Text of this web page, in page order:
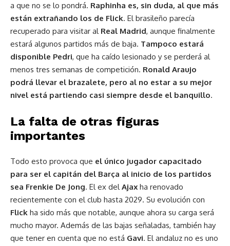
a que no se lo pondrá. Raphinha es, sin duda, al que más
están extrañando los de Flick. El brasileño parecía
recuperado para visitar al Real Madrid, aunque finalmente
estará algunos partidos más de baja. Tampoco estará
disponible Pedri, que ha caído lesionado y se perderá al
menos tres semanas de competición. Ronald Araujo
podrá llevar el brazalete, pero al no estar a su mejor
nivel está partiendo casi siempre desde el banquillo.
La falta de otras figuras
importantes
Todo esto provoca que el único jugador capacitado
para ser el capitán del Barça al inicio de los partidos
sea Frenkie De Jong. El ex delAjax ha renovado
recientemente con el club hasta 2029. Su evolución con
Flick ha sido más que notable, aunque ahora su carga será
mucho mayor. Además de las bajas señaladas, también hay
que tener en cuenta que no está Gavi. El andaluz no es uno